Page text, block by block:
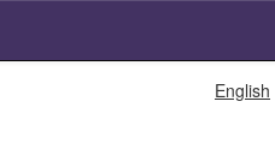
English